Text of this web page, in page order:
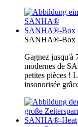
SANHA®-Box
SANHA®-Box
Gagnez jusqu'à
modernes de
petites pièces !
insonorisée
SANHA®-Heat